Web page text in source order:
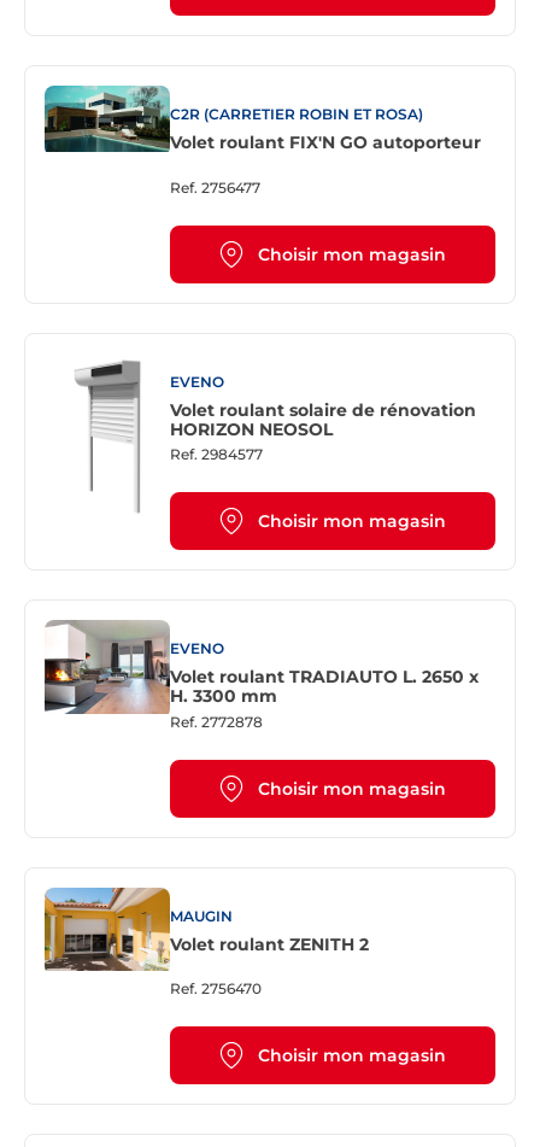
C2R (CARRETIER ROBIN ET ROSA)
Volet roulant FIX'N GO autoporteur
Ref. 2756477
Choisir mon magasin
EVENO
Volet roulant solaire de rénovation
HORIZON NEOSOL
Ref. 2984577
Choisir mon magasin
EVENO
Volet roulant TRADIAUTO L. 2650 x
H. 3300 mm
Ref. 2772878
Choisir mon magasin
MAUGIN
Volet roulant ZENITH 2
Ref. 2756470
Choisir mon magasin